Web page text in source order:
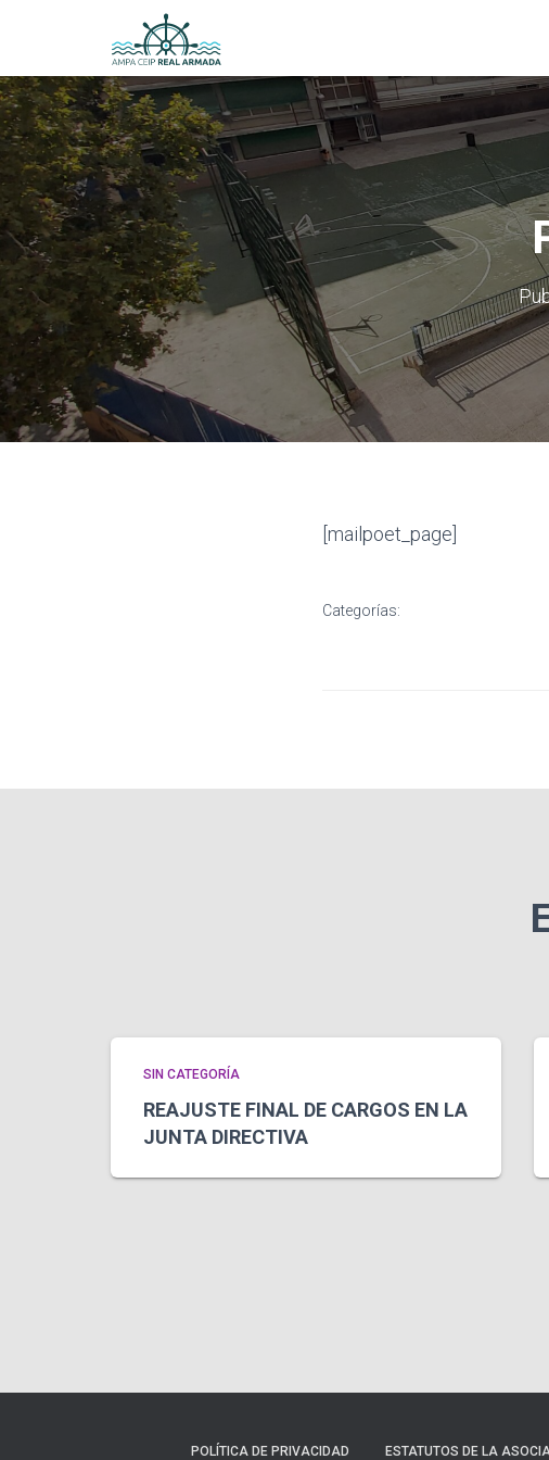
[mailpoet_page]
Categorías:
SIN CATEGORÍA
REAJUSTE FINAL DE CARGOS EN LA
JUNTA DIRECTIVA
POLÍTICA DE PRIVACIDAD ESTATUTOS DE LA